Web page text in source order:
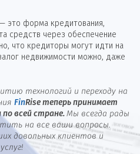
это форма кредитования,
средств через обеспечение
что кредиторы могут идти на
недвижимости можно, даже
технологий и переходу на
FinRise теперь принимает
по всей стране. Мы всегда рады
на все ваши вопросы.
довольных клиентов и